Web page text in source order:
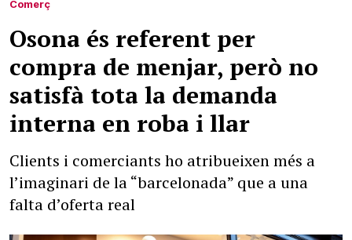
Comerç
Osona és referent per
compra de menjar, però no
satisfà tota la demanda
interna en roba i llar
Clients i comerciants ho atribueixen més a
l’imaginari de la “barcelonada” que a una
falta d’oferta real